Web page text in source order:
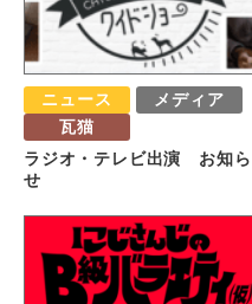
ニュース
メディア
瓦猫
ラジオ・テレビ出演 お知ら
せ